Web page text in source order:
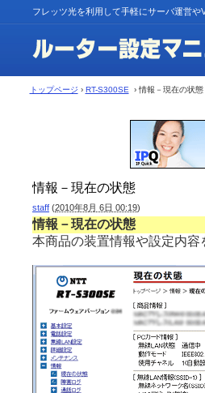
フレッツ光を利用して手軽にサーバ運営
トップページ › RT-S300SE › 情報－現在の状態
情報－現在の状態
staff (2010年8月 6日 00:19)
情報－現在の状態
本商品の装置情報や設定内容